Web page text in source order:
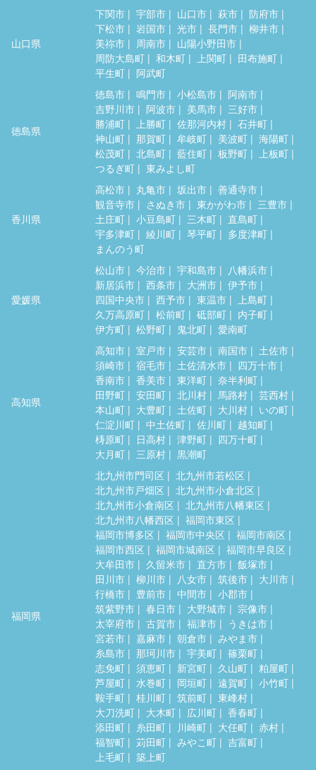
山口県
下関市 宇部市 山口市 萩市
防府市
下松市
岩国市 光市 長門市
柳井市
美祢市
周南市
山陽小野田市
周防大島町
和木町 上関町
田布施町
平生町
阿武町
徳島県
徳島市 鳴門市 小松島市
阿南市
吉野川市
阿波市 美馬市
三好市
勝浦町
上勝町 佐那河内村
石井町
神山町
那賀町 牟岐町 美波町
海陽町
松茂町
北島町 藍住町 板野町
上板町
つるぎ町
東みよし町
香川県
高松市 丸亀市 坂出市
善通寺市
観音寺市
さぬき市 東かがわ市
三豊市
土庄町
小豆島町 三木町
直島町
宇多津町
綾川町 琴平町
多度津町
まんのう町
愛媛県
松山市 今治市 宇和島市
八幡浜市
新居浜市
西条市 大洲市
伊予市
四国中央市
西予市 東温市
上島町
久万高原町
松前町 砥部町
内子町
伊方町
松野町 鬼北町 愛南町
高知県
高知市 室戸市 安芸市 南国市
土佐市
須崎市
宿毛市 土佐清水市
四万十市
香南市
香美市 東洋町
奈半利町
田野町
安田町 北川村 馬路村
芸西村
本山町
大豊町 土佐町 大川村
いの町
仁淀川町
中土佐町 佐川町
越知町
梼原町
日高村 津野町
四万十町
大月町
三原村 黒潮町
福岡県
北九州市門司区
北九州市若松区
北九州市戸畑区
北九州市小倉北区
北九州市小倉南区
北九州市八幡東区
北九州市八幡西区
福岡市東区
福岡市博多区
福岡市中央区
福岡市南区
福岡市西区
福岡市城南区
福岡市早良区
大牟田市
久留米市 直方市
飯塚市
田川市
柳川市 八女市 筑後市
大川市
行橋市
豊前市 中間市
小郡市
筑紫野市
春日市 大野城市
宗像市
太宰府市
古賀市 福津市
うきは市
宮若市
嘉麻市 朝倉市
みやま市
糸島市
那珂川市 宇美町
篠栗町
志免町
須恵町 新宮町 久山町
粕屋町
芦屋町
水巻町 岡垣町 遠賀町
小竹町
鞍手町
桂川町 筑前町
東峰村
大刀洗町
大木町 広川町
香春町
添田町
糸田町 川崎町 大任町
赤村
福智町
苅田町 みやこ町
吉富町
上毛町
築上町